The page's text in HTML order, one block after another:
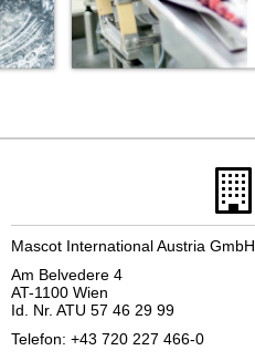
Mascot International Austria GmbH
Am Belvedere 4
AT-1100 Wien
Id. Nr. ATU 57 46 29 99
Telefon: +43 720 227 466-0